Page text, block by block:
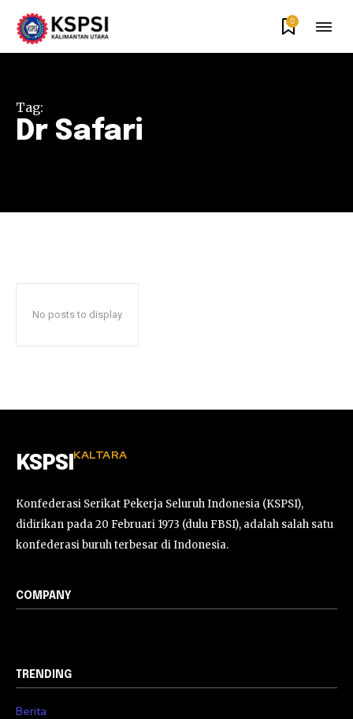
0
Tag:
Dr Safari
No posts to display
KSPSI KALTARA
Konfederasi Serikat Pekerja Seluruh Indonesia (KSPSI),
didirikan pada 20 Februari 1973 (dulu FBSI), adalah salah satu
konfederasi buruh terbesar di Indonesia.
COMPANY
TRENDING
Berita